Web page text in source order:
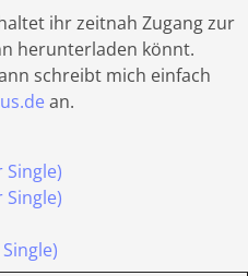
ihr zeitnah Zugang zur
herunterladen könnt.
schreibt mich einfach
an.
Single)